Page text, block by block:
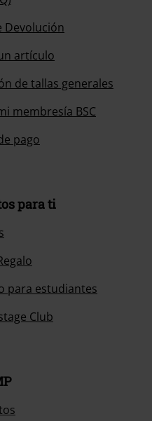
Devolución
artículo
de tallas generales
membresía BSC
pago
para ti
para estudiantes
Club